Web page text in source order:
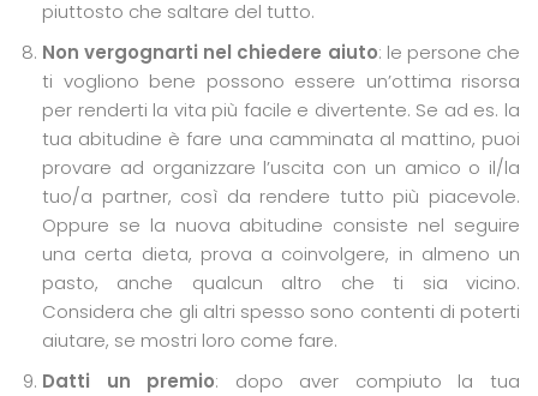
piuttosto che saltare del tutto.
Non vergognarti nel chiedere aiuto: le persone che
ti vogliono bene possono essere un’ottima risorsa
per renderti la vita più facile e divertente. Se ad es. la
tua abitudine è fare una camminata al mattino, puoi
provare ad organizzare l’uscita con un amico o il/la
tuo/a partner, così da rendere tutto più piacevole.
Oppure se la nuova abitudine consiste nel seguire
una certa dieta, prova a coinvolgere, in almeno un
pasto, anche qualcun altro che ti sia vicino.
Considera che gli altri spesso sono contenti di poterti
aiutare, se mostri loro come fare.
Datti un premio: dopo aver compiuto la tua